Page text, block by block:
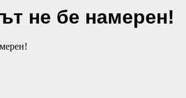
не бе намерен!